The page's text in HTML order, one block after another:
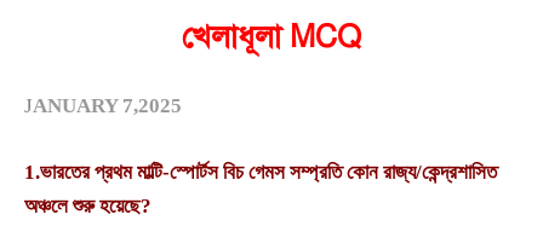
খেলাধূলা MCQ
JANUARY 7,2025
1.ভারতের প্রথম মাল্টি-স্পোর্টস বিচ গেমস সম্প্রতি কোন রাজ্য/কেন্দ্রশাসিত
অঞ্চলে শুরু হয়েছে?